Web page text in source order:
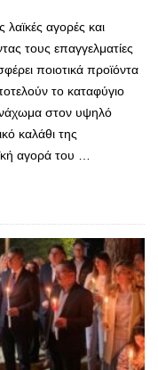
αγορές και
τους επαγγελματίες
ποιοτικά προϊόντα
το καταφύγιο
στον υψηλό
καλάθι της
αγορά του …